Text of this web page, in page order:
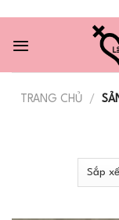
content
TRANG CHỦ /